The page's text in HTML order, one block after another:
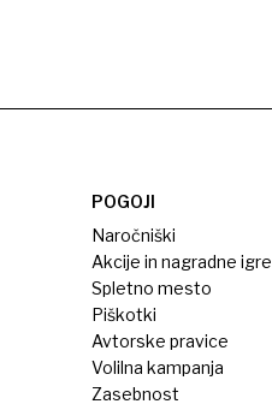
POGOJI
Naročniški
Akcije in nagradne igre
Spletno mesto
Piškotki
Avtorske pravice
Volilna kampanja
Zasebnost